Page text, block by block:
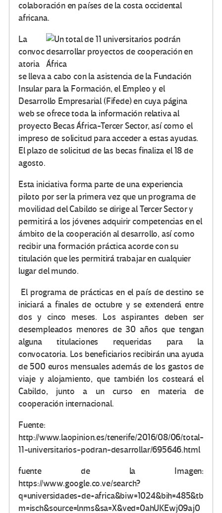
colaboración en países de la costa occidental
africana.
La
convoc
atoria
se lleva a cabo con la asistencia de la Fundación
Insular para la Formación, el Empleo y el
Desarrollo Empresarial (Fifede) en cuya página
web se ofrece toda la información relativa al
proyecto Becas África-Tercer Sector, así como el
impreso de solicitud para acceder a estas ayudas.
El plazo de solicitud de las becas finaliza el 18 de
agosto.
Esta iniciativa forma parte de una experiencia
piloto por ser la primera vez que un programa de
movilidad del Cabildo se dirige al Tercer Sector y
permitirá a los jóvenes adquirir competencias en el
ámbito de la cooperación al desarrollo, así como
recibir una formación práctica acorde con su
titulación que les permitirá trabajar en cualquier
lugar del mundo.
El programa de prácticas en el país de destino se
iniciará a finales de octubre y se extenderá entre
dos y cinco meses. Los aspirantes deben ser
desempleados menores de 30 años que tengan
alguna titulaciones requeridas para la
convocatoria. Los beneficiarios recibirán una ayuda
de 500 euros mensuales además de los gastos de
viaje y alojamiento, que también los costeará el
Cabildo, junto a un curso en materia de
cooperación internacional.
Fuente:
http://www.laopinion.es/tenerife/2016/08/06/total-
11-universitarios-podran-desarrollar/695646.html
fuente de la Imagen:
https://www.google.co.ve/search?
q=universidades+de+africa&biw=1024&bih=485&tb
m=isch&source=lnms&sa=X&ved=0ahUKEwj09aj0